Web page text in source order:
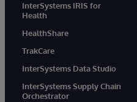
InterSystems IRIS for
Health
HealthShare
TrakCare
InterSystems Data Studio
InterSystems Supply Chain
Orchestrator